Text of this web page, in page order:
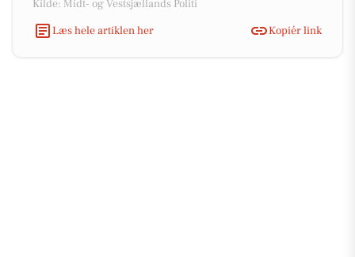
Kilde: Midt- og Vestsjællands Politi
Læs hele artiklen her
Kopiér link